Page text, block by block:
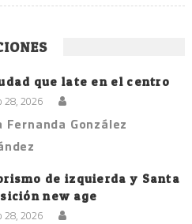
que late en el centro
28, 2026
Fernanda González
de izquierda y Santa
new age
28, 2026